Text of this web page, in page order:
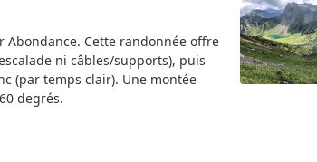
Abondance. Cette randonnée offre
ni câbles/supports), puis
(par temps clair). Une montée
degrés.